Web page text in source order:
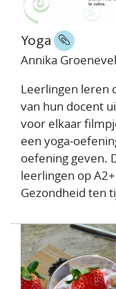
Yoga
Annika
Leerlingen leren
van hun docent
voor elkaar
een yoga-
oefening geven.
leerlingen op
Gezondheid ten